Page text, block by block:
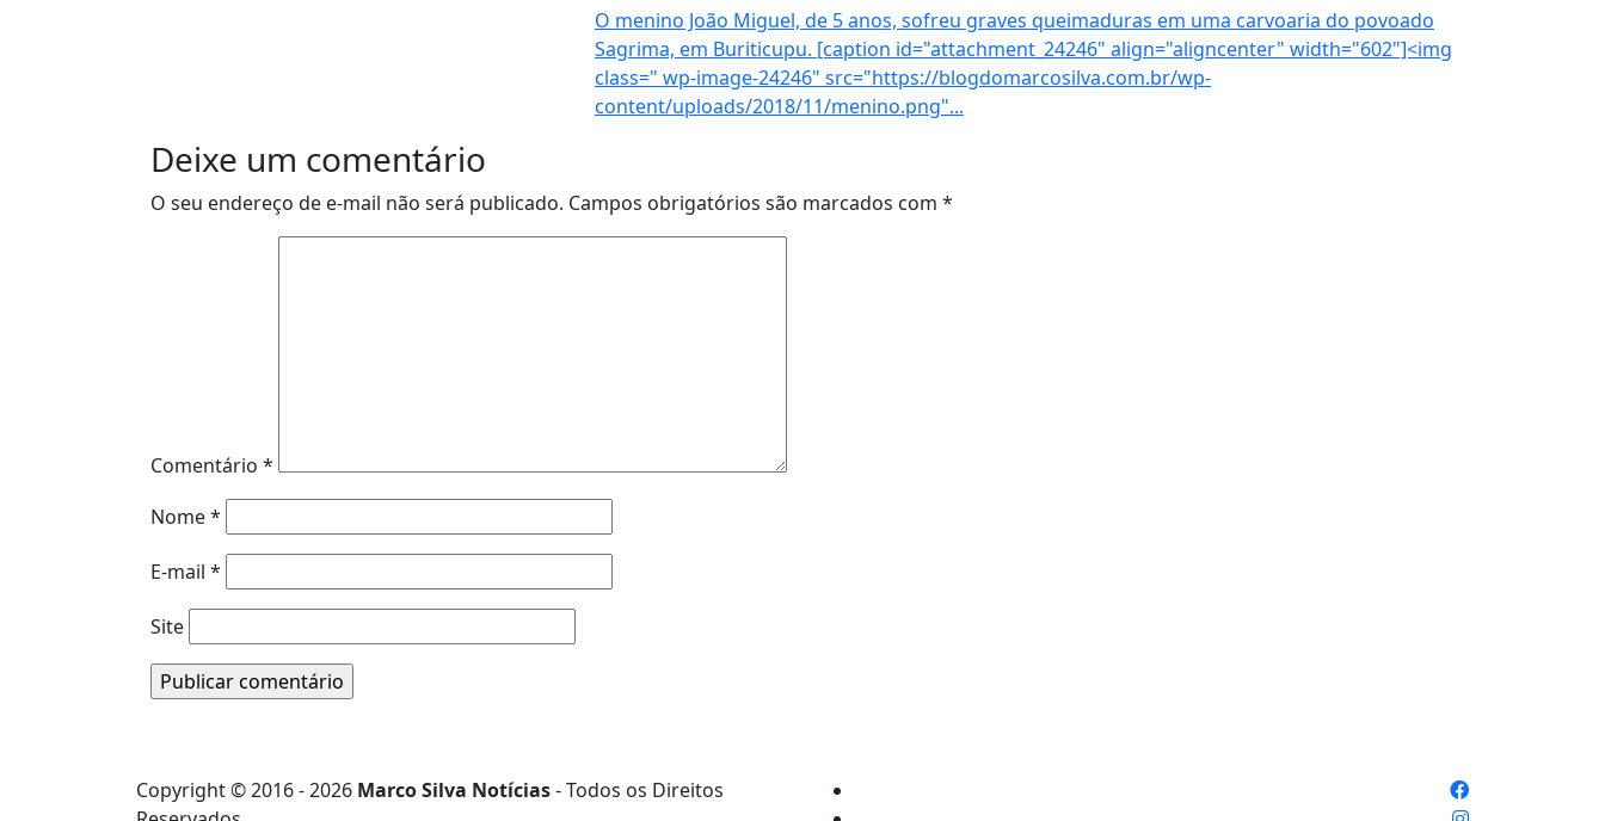
O menino João Miguel, de 5 anos, sofreu graves queimaduras em uma carvoaria do povoado
Sagrima, em Buriticupu. [caption id="attachment_24246" align="aligncenter" width="602"]<img
class=" wp-image-24246" src="https://blogdomarcosilva.com.br/wp-
content/uploads/2018/11/menino.png"...
Deixe um comentário
O seu endereço de e-mail não será publicado. Campos obrigatórios são marcados com *
Comentário *
Nome*
E-mail *
Site
Copyright © 2016 - 2026 Marco Silva Notícias- Todos os Direitos